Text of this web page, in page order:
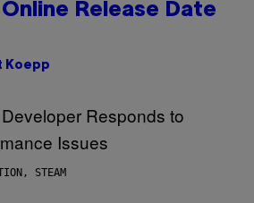
Release Date
Koepp
STEAM